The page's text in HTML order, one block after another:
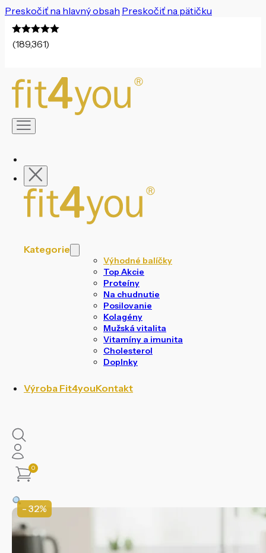
Preskočiť na hlavný obsah Preskočiť na pätičku
(189,361)
Kategorie
Výhodné balíčky
Top Akcie
Proteíny
Na chudnutie
Posilovanie
Kolagény
Mužská vitalita
Vitamíny a imunita
Cholesterol
Doplnky
Výroba Fit4youKontakt
0
- 32%